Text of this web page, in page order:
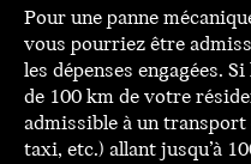
Pour une panne
vous pourriez être
les dépenses engagées.
de 100 km de votre
admissible à un
taxi, etc.) allant jusqu’à